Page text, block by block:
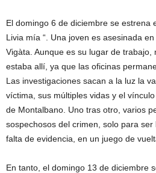
El domingo 6 de diciembre se estrena
Livia mía “. Una joven es asesinada
Vigàta. Aunque es su lugar de trabajo,
estaba allí, ya que las oficinas
Las investigaciones sacan a la luz la
víctima, sus múltiples vidas y el
de Montalbano. Uno tras otro, varios
sospechosos del crimen, solo para
falta de evidencia, en un juego de
En tanto, el domingo 13 de diciembre